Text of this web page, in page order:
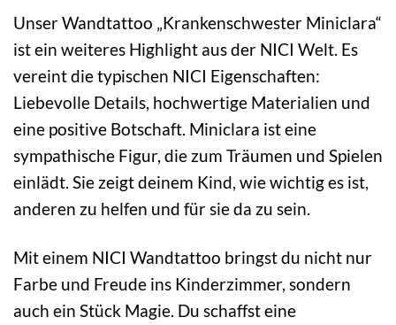
Unser Wandtattoo „Krankenschwester Miniclara“
ist ein weiteres Highlight aus der NICI Welt. Es
vereint die typischen NICI Eigenschaften:
Liebevolle Details, hochwertige Materialien und
eine positive Botschaft. Miniclara ist eine
sympathische Figur, die zum Träumen und Spielen
einlädt. Sie zeigt deinem Kind, wie wichtig es ist,
anderen zu helfen und für sie da zu sein.
Mit einem NICI Wandtattoo bringst du nicht nur
Farbe und Freude ins Kinderzimmer, sondern
auch ein Stück Magie. Du schaffst eine